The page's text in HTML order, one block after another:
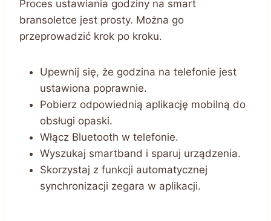
Proces ustawiania godziny na smart
bransoletce jest prosty. Można go
przeprowadzić krok po kroku.
Upewnij się, że godzina na telefonie jest
ustawiona poprawnie.
Pobierz odpowiednią aplikację mobilną do
obsługi opaski.
Włącz Bluetooth w telefonie.
Wyszukaj smartband i sparuj urządzenia.
Skorzystaj z funkcji automatycznej
synchronizacji zegara w aplikacji.